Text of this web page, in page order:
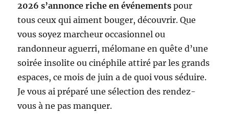
2026 s’annonce riche en événements pour
tous ceux qui aiment bouger, découvrir. Que
vous soyez marcheur occasionnel ou
randonneur aguerri, mélomane en quête d’une
soirée insolite ou cinéphile attiré par les grands
espaces, ce mois de juin a de quoi vous séduire.
Je vous ai préparé une sélection des rendez-
vous à ne pas manquer.